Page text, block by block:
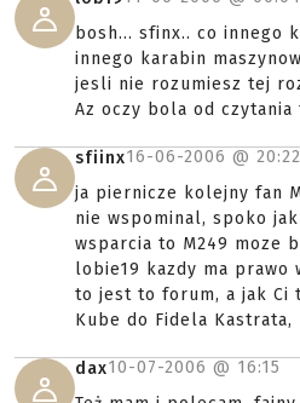
bosh... sfinx.. co innego
innego karabin
jesli nie rozumiesz tej
Az oczy bola od czytania
sfiinx16-06-2006 @ 20:22
ja piernicze kolejny fan
nie wspominal, spoko
wsparcia to M249 moze
lobie19 kazdy ma prawo
to jest to forum, a jak Ci
Kube do Fidela
dax10-07-2006 @ 16:15